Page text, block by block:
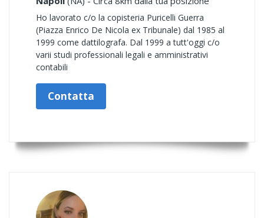
Ho lavorato c/o la copisteria Puricelli Guerra
(Piazza Enrico De Nicola ex Tribunale) dal 1985 al
1999 come dattilografa. Dal 1999 a tutt'oggi c/o
varii studi professionali legali e amministrativi
contabili
Contatta